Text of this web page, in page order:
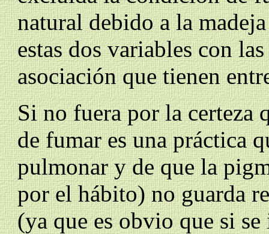
natural debido a la
estas dos variables con
asociación que tienen
Si no fuera por la certeza
de fumar es una práctica
pulmonar y de que la
por el hábito) no guarda
(ya que es obvio que si